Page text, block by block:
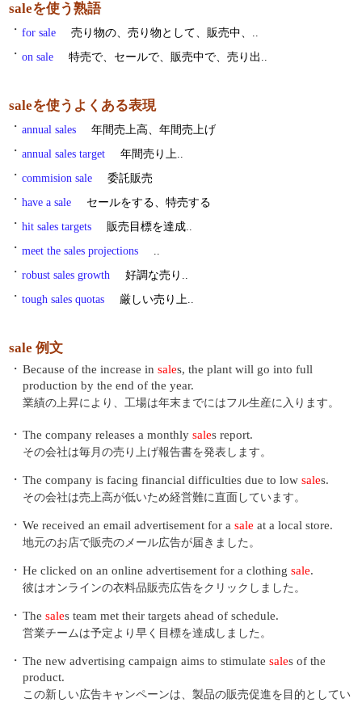
saleを使う熟語
・ for sale
売り物の、売り物として、販売中、..
・ on sale 特売で、セールで、販売中で、売り出..
saleを使うよくある表現
・ annual sales
年間売上高、年間売上げ
・ annual sales target
年間売り上..
・ commision sale
委託販売
・ have a sale
セールをする、特売する
・ hit sales targets
販売目標を達成..
・ meet the sales projections
..
・ robust sales growth
好調な売り..
・ tough sales quotas 厳しい売り上..
sale 例文
・ Because of the increase in sales, the plant will go into full
production by the end of the year.
業績の上昇により、工場は年末までにはフル生産に入ります。
・ The company releases a monthly sales report.
その会社は毎月の売り上げ報告書を発表します。
・ The company is facing financial difficulties due to low sales.
その会社は売上高が低いため経営難に直面しています。
・ We received an email advertisement for a sale at a local store.
地元のお店で販売のメール広告が届きました。
・ He clicked on an online advertisement for a clothing sale.
彼はオンラインの衣料品販売広告をクリックしました。
・ The sales team met their targets ahead of schedule.
営業チームは予定より早く目標を達成しました。
・ The new advertising campaign aims to stimulate sales of the
product.
この新しい広告キャンペーンは、製品の販売促進を目的としてい